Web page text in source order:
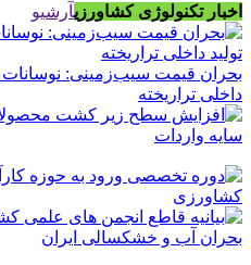
اخبار تکنولوژی کشاورزیآرشیو
بحران قیمت سیب‌زمینی: نوسانات
داخلی تراریخته